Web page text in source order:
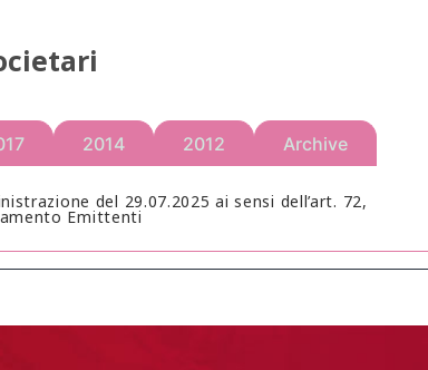
2014 2012 Archive
del 29.07.2025 ai sensi dell’art. 72,
Emittenti